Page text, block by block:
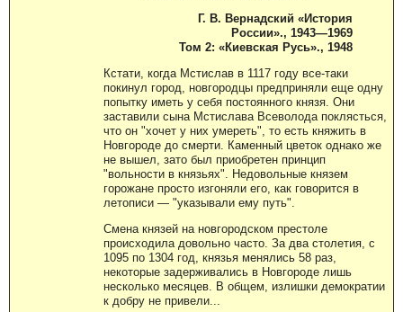
Г. В. Вернадский «История
России»., 1943—1969
Том 2: «Киевская Русь»., 1948
Кстати, когда Мстислав в 1117 году все-таки
покинул город, новгородцы предприняли еще одну
попытку иметь у себя постоянного князя. Они
заставили сына Мстислава Всеволода поклясться,
что он "хочет у них умереть", то есть княжить в
Новгороде до смерти. Каменный цветок однако же
не вышел, зато был приобретен принцип
"вольности в князьях". Недовольные князем
горожане просто изгоняли его, как говорится в
летописи — "указывали ему путь".
Смена князей на новгородском престоле
происходила довольно часто. За два столетия, с
1095 по 1304 год, князья менялись 58 раз,
некоторые задерживались в Новгороде лишь
несколько месяцев. В общем, излишки демократии
к добру не привели...